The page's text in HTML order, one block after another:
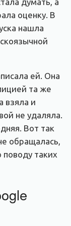
оценку. В
нашла
ей. Она
та же
взяла и
не удаляла.
Вот так
обращалась,
поводу таких